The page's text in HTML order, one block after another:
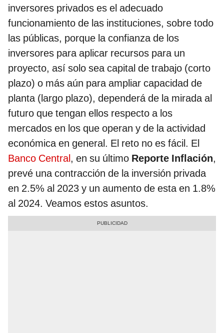
inversores privados es el adecuado
funcionamiento de las instituciones, sobre todo
las públicas, porque la confianza de los
inversores para aplicar recursos para un
proyecto, así solo sea capital de trabajo (corto
plazo) o más aún para ampliar capacidad de
planta (largo plazo), dependerá de la mirada al
futuro que tengan ellos respecto a los
mercados en los que operan y de la actividad
económica en general. El reto no es fácil. El
Banco Central, en su último Reporte Inflación,
prevé una contracción de la inversión privada
en 2.5% al 2023 y un aumento de esta en 1.8%
al 2024. Veamos estos asuntos.